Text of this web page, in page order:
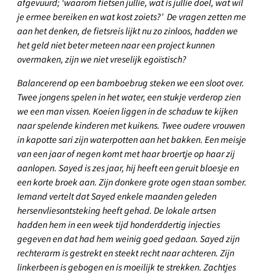
je ermee bereiken en wat kost zoiets?’ De vragen zetten me
aan het denken, de fietsreis lijkt nu zo zinloos, hadden we
het geld niet beter meteen naar een project kunnen
overmaken, zijn we niet vreselijk egoïstisch?
Balancerend op een bamboebrug steken we een sloot over.
Twee jongens spelen in het water, een stukje verderop zien
we een man vissen. Koeien liggen in de schaduw te kijken
naar spelende kinderen met kuikens. Twee oudere vrouwen
in kapotte sari zijn waterpotten aan het bakken. Een meisje
van een jaar of negen komt met haar broertje op haar zij
aanlopen. Sayed is zes jaar, hij heeft een geruit bloesje en
een korte broek aan. Zijn donkere grote ogen staan somber.
Iemand vertelt dat Sayed enkele maanden geleden
hersenvliesontsteking heeft gehad. De lokale artsen
hadden hem in een week tijd honderddertig injecties
gegeven en dat had hem weinig goed gedaan. Sayed zijn
rechterarm is gestrekt en steekt recht naar achteren. Zijn
linkerbeen is gebogen en is moeilijk te strekken. Zachtjes